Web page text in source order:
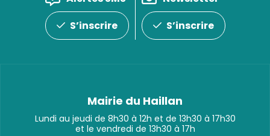
S’inscrire
S’inscrire
Mairie du Haillan
Lundi au jeudi de 8h30 à 12h et de 13h30 à 17h30
et le vendredi de 13h30 à 17h